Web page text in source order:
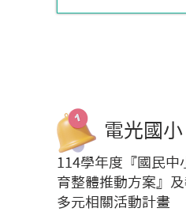
電光國小
114學年度『國民中
育整體推動方案』
多元相關活動計畫